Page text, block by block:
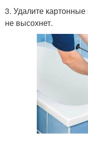
3. Удалите
не высохнет.